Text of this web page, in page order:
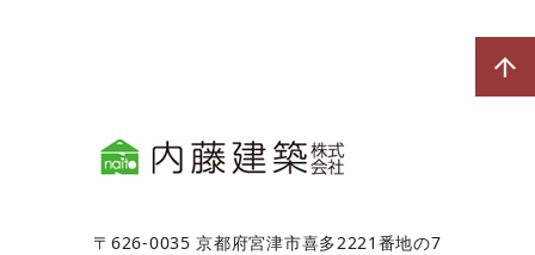
〒626-0035 京都府宮津市喜多2221番地の7